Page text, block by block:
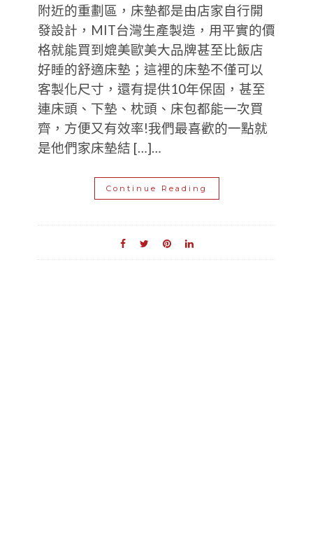
附近的重劃區，床墊都是由店家自行開
發設計，MIT台灣生產製造，用平實的價
格就能買到媲美歐美大品牌甚至比飯店
好睡的舒適床墊；這裡的床墊不僅可以
客製化尺寸，還有提供10年保固，甚至
連床頭、下墊、枕頭、床包都能一次買
齊，方便又有效率!我們最喜歡的一點就
是他們家床墊結 […]…
Continue Reading